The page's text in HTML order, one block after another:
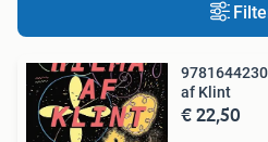
af Klint
€ 22,50